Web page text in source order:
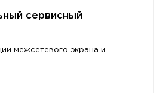
сервисный
межсетевого экрана и